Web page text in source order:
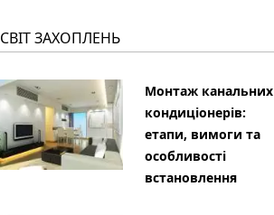
СВІТ ЗАХОПЛЕНЬ
Монтаж канальних
кондиціонерів:
етапи, вимоги та
особливості
встановлення